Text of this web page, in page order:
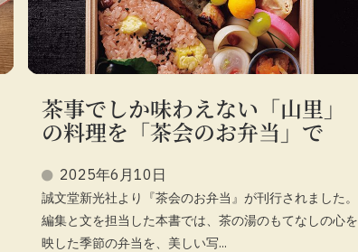
茶事でしか味わえない「山里」
の料理を「茶会のお弁当」で
2025年6月10日
誠文堂新光社より『茶会のお弁当』が刊行されました。
編集と文を担当した本書では、茶の湯のもてなしの心を
映した季節の弁当を、美しい写...